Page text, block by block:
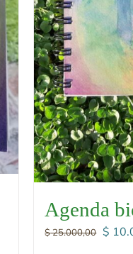
Agenda
$25.000,00
El
$